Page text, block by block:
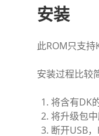
安装
此ROM只支持
安装过程比较
将含有DK
将升级包
断开USB